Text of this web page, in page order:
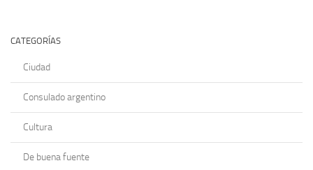
CATEGORÍAS
Ciudad
Consulado argentino
Cultura
De buena fuente